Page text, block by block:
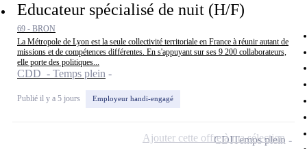
Educateur spécialisé de nuit (H/F)
69 - BRON
La Métropole de Lyon est la seule collectivité territoriale en France à réunir autant de
missions et de compétences différentes. En s'appuyant sur ses 9 200 collaborateurs,
elle porte des politiques...
CDD - Temps plein
Publié il y a 5 jours Employeur handi-engagé
CDITemps plein
Ajouter cette offre à ma sélection